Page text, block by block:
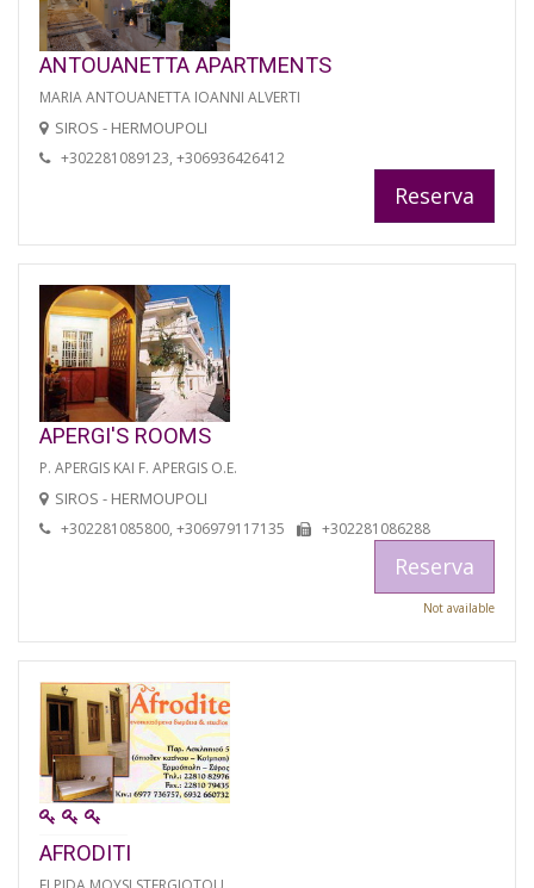
ANTOUANETTA APARTMENTS
MARIA ANTOUANETTA IOANNI ALVERTI
SIROS - HERMOUPOLI
+302281089123, +306936426412
Reserva
APERGI'S ROOMS
P. APERGIS KAI F. APERGIS O.E.
SIROS - HERMOUPOLI
+302281085800, +306979117135 +302281086288
Reserva
Not available
AFRODITI